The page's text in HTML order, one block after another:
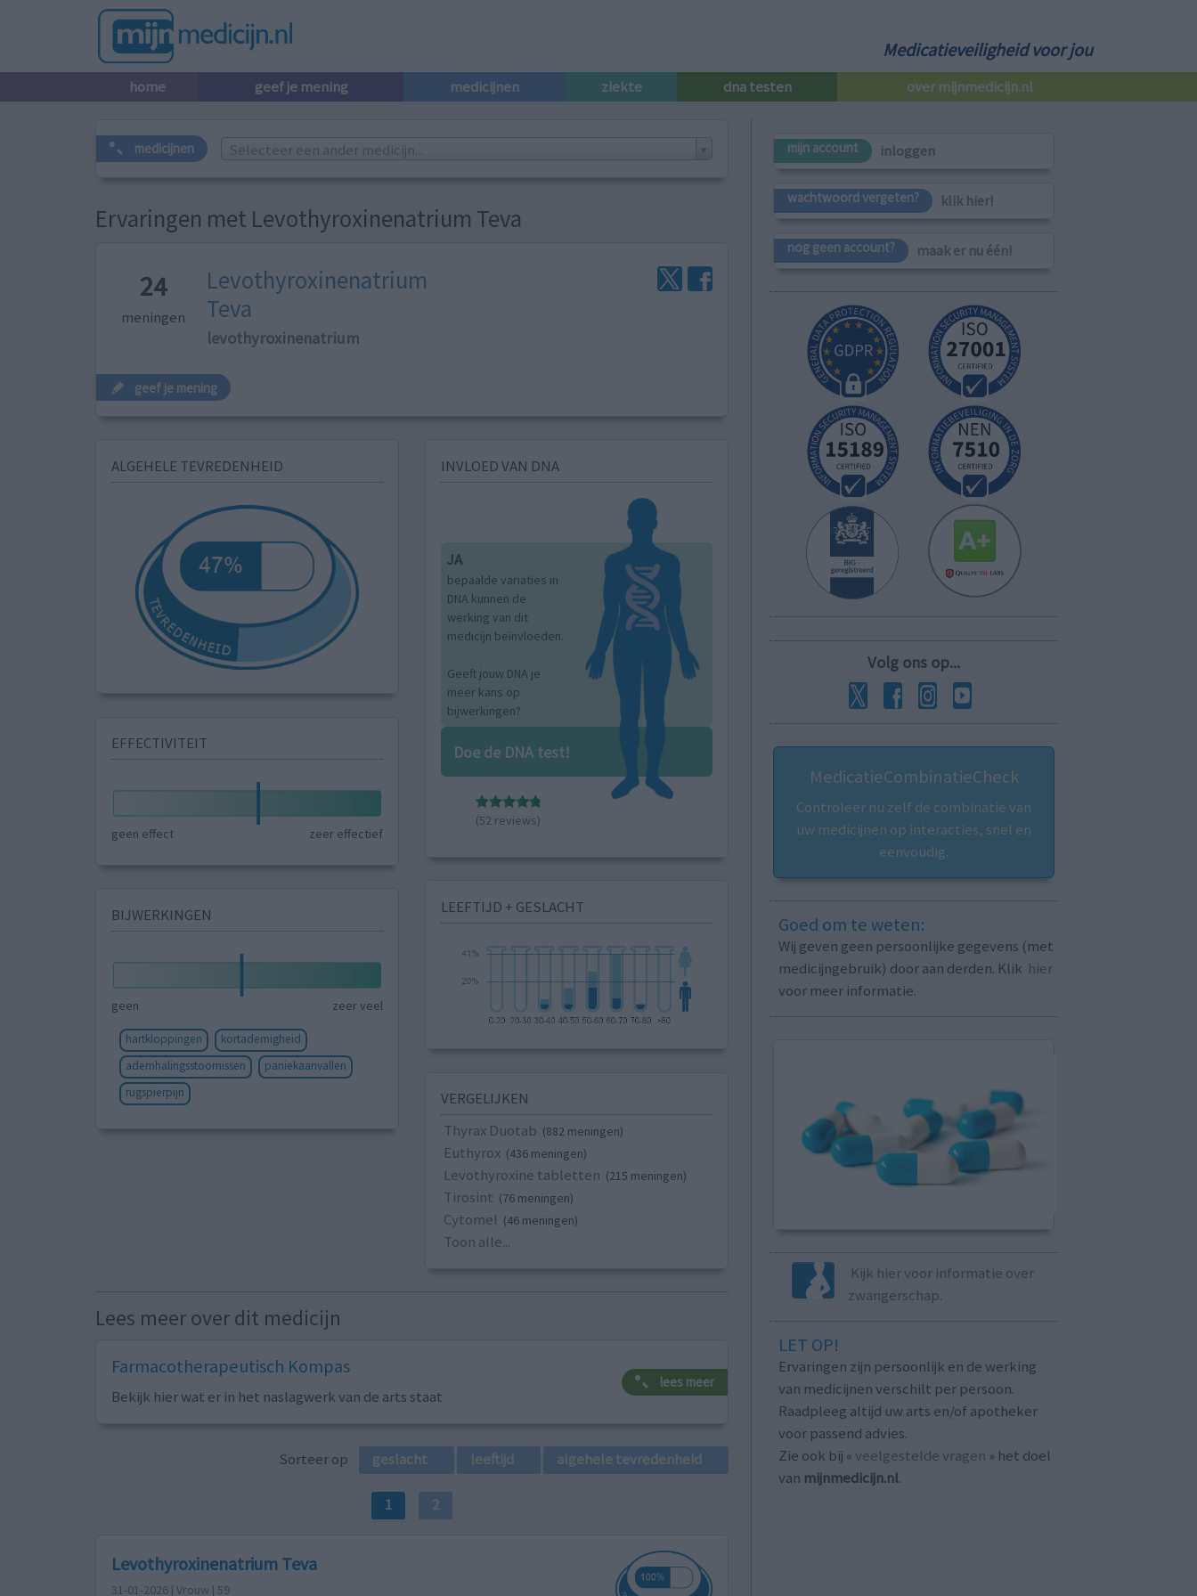
Medicatieveiligheid voor jou
home geef je mening medicijnen ziekte dna testen over mijnmedicijn.nl
medicijnen Selecteer een ander medicijn...
Ervaringen met Levothyroxinenatrium Teva
24
meningen
Levothyroxinenatrium
Teva
levothyroxinenatrium
geef je mening
ALGEHELE TEVREDENHEID
EFFECTIVITEIT
geen effect zeer effectief
BIJWERKINGEN
geen zeer veel
hartkloppingen
kortademigheid
ademhalingsstoornissen
paniekaanvallen
rugspierpijn
INVLOED VAN DNA
JA
bepaalde variaties in
DNA kunnen de
werking van dit
medicijn beïnvloeden.
Geeft jouw DNA je
meer kans op
bijwerkingen?
Doe de DNA test!
(52 reviews)
LEEFTIJD + GESLACHT
VERGELIJKEN
Thyrax Duotab (882 meningen)
Euthyrox (436 meningen)
Levothyroxine tabletten (215 meningen)
Tirosint (76 meningen)
Cytomel (46 meningen)
Toon alle...
Lees meer over dit medicijn
Farmacotherapeutisch Kompas
Bekijk hier wat er in het naslagwerk van de arts staat
lees meer
Sorteer op geslacht leeftijd algehele tevredenheid
1 2
Levothyroxinenatrium Teva
31-01-2026 | Vrouw | 59
mijn account inloggen
wachtwoord vergeten? klik hier!
nog geen account? maak er nu één!
Volg ons op...
MedicatieCombinatieCheck
Controleer nu zelf de combinatie van
uw medicijnen op interacties, snel en
eenvoudig.
Goed om te weten:
Wij geven geen persoonlijke gegevens (met
medicijngebruik) door aan derden. Klik hier
voor meer informatie.
Kijk hier voor informatie over
zwangerschap.
LET OP!
Ervaringen zijn persoonlijk en de werking
van medicijnen verschilt per persoon.
Raadpleeg altijd uw arts en/of apotheker
voor passend advies.
Zie ook bij « veelgestelde vragen » het doel
van mijnmedicijn.nl.